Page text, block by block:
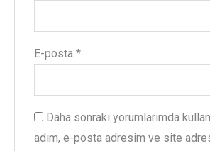
E-posta *
Daha sonraki yorumlarımda
adım, e-posta adresim ve site